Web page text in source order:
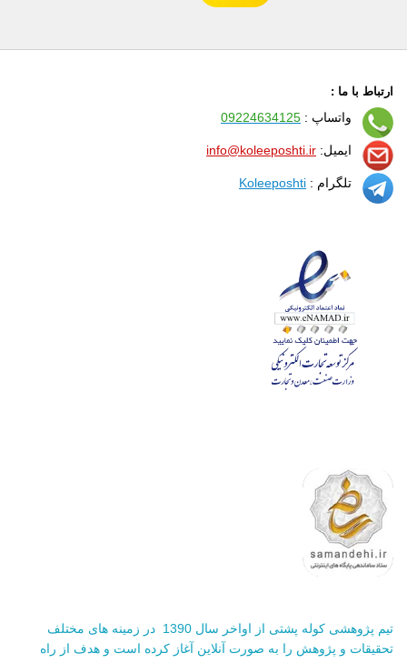
ارتباط با ما :
واتساپ : 09224634125
ایمیل: info@koleeposhti.ir
تلگرام : Koleeposhti
تیم پژوهشی کوله پشتی از اواخر سال 1390 در زمینه های مختلف
تحقیقات و پژوهش را به صورت آنلاین آغاز کرده است و هدف از راه